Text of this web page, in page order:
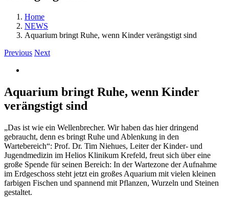
Home
NEWS
Aquarium bringt Ruhe, wenn Kinder verängstigt sind
Previous Next
Image
Aquarium bringt Ruhe, wenn Kinder
verängstigt sind
„Das ist wie ein Wellenbrecher. Wir haben das hier dringend
gebraucht, denn es bringt Ruhe und Ablenkung in den
Wartebereich“: Prof. Dr. Tim Niehues, Leiter der Kinder- und
Jugendmedizin im Helios Klinikum Krefeld, freut sich über eine
große Spende für seinen Bereich: In der Wartezone der Aufnahme
im Erdgeschoss steht jetzt ein großes Aquarium mit vielen kleinen
farbigen Fischen und spannend mit Pflanzen, Wurzeln und Steinen
gestaltet.